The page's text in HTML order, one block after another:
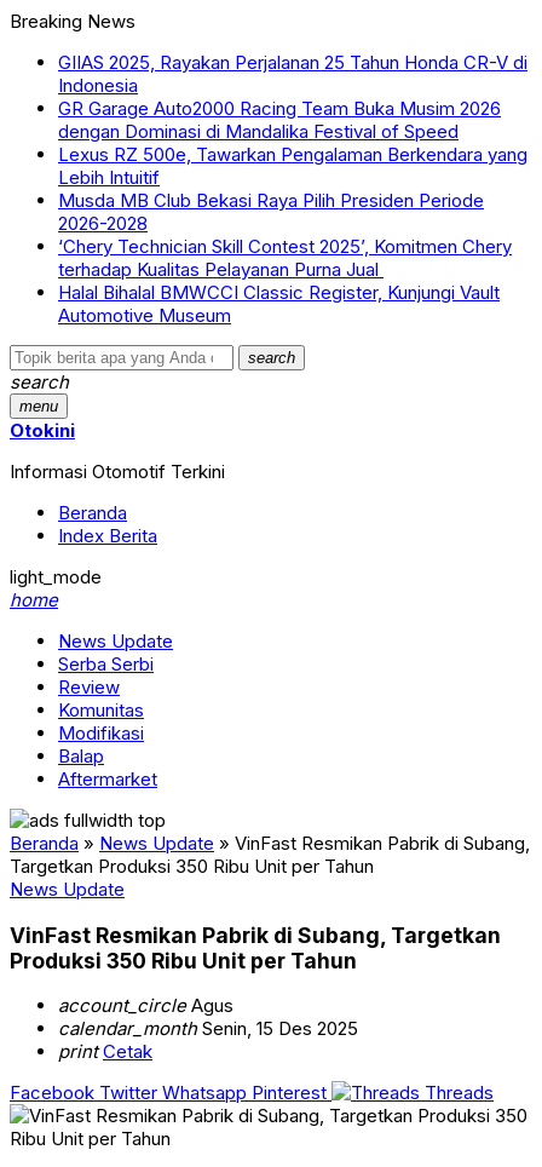
Breaking News
GIIAS 2025, Rayakan Perjalanan 25 Tahun Honda CR-V di
Indonesia
GR Garage Auto2000 Racing Team Buka Musim 2026
dengan Dominasi di Mandalika Festival of Speed
Lexus RZ 500e, Tawarkan Pengalaman Berkendara yang
Lebih Intuitif
Musda MB Club Bekasi Raya Pilih Presiden Periode
2026-2028
‘Chery Technician Skill Contest 2025’, Komitmen Chery
terhadap Kualitas Pelayanan Purna Jual
Halal Bihalal BMWCCI Classic Register, Kunjungi Vault
Automotive Museum
search
search
menu
Otokini
Informasi Otomotif Terkini
Beranda
Index Berita
light_mode
home
News Update
Serba Serbi
Review
Komunitas
Modifikasi
Balap
Aftermarket
Beranda » News Update » VinFast Resmikan Pabrik di Subang,
Targetkan Produksi 350 Ribu Unit per Tahun
News Update
VinFast Resmikan Pabrik di Subang, Targetkan
Produksi 350 Ribu Unit per Tahun
account_circleAgus
calendar_monthSenin, 15 Des 2025
print Cetak
Facebook Twitter Whatsapp Pinterest Threads